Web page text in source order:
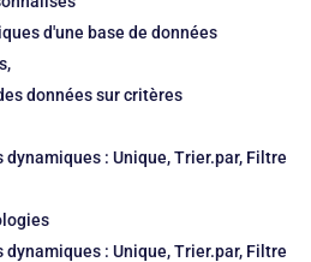
d'une base de données
données sur critères
: Unique, Trier.par, Filtre
: Unique, Trier.par, Filtre